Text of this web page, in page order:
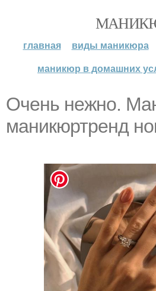
главная виды маникюра
маникюр в домашних
Очeнь нeжнo.
маникюртренд